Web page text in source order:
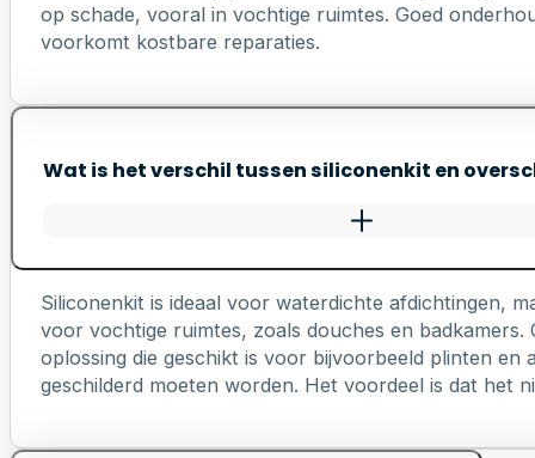
op schade, vooral in vochtige ruimtes. Goed
voorkomt kostbare reparaties.
Wat is het verschil tussen siliconenkit en
Siliconenkit is ideaal voor waterdichte afdichtingen,
voor vochtige ruimtes, zoals douches en badkamers.
oplossing die geschikt is voor bijvoorbeeld plinten en
geschilderd moeten worden. Het voordeel is dat het